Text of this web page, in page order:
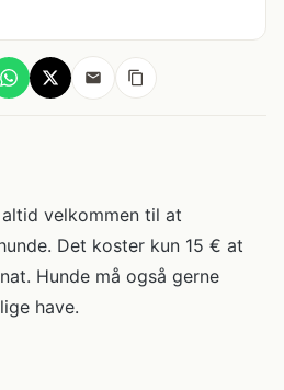
velkommen til at
Det koster kun 15 € at
Hunde må også gerne
have.